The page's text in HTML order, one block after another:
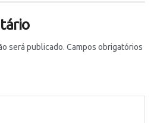
será publicado. Campos obrigatórios